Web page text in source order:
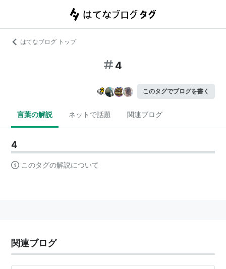
はてなブログ トップ
4
このタグでブログを書く
言葉の解説 ネットで話題 関連ブログ
4
このタグの解説について
関連ブログ